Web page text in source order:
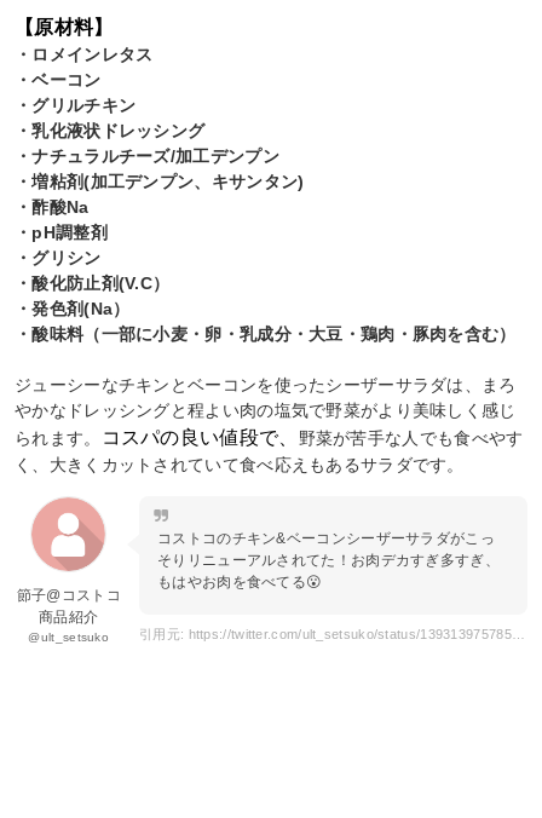
【原材料】
・ロメインレタス
・ベーコン
・グリルチキン
・乳化液状ドレッシング
・ナチュラルチーズ/加工デンプン
・増粘剤(加工デンプン、キサンタン)
・酢酸Na
・pH調整剤
・グリシン
・酸化防止剤(V.C）
・発色剤(Na）
・酸味料（一部に小麦・卵・乳成分・大豆・鶏肉・豚肉を含む）
ジューシーなチキンとベーコンを使ったシーザーサラダは、まろ
やかなドレッシングと程よい肉の塩気で野菜がより美味しく感じ
られます。
コスパの良い値段で、
野菜が苦手な人でも食べやす
く、大きくカットされていて食べ応えもあるサラダです。
節子@コストコ
商品紹介
@ult_setsuko
コストコのチキン&ベーコンシーザーサラダがこっ
そりリニューアルされてた！お肉デカすぎ多すぎ、
もはやお肉を食べてる😮
引用元: https://twitter.com/ult_setsuko/status/1393139757857665032